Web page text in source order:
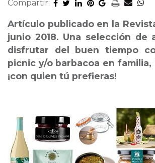
Compartir:
Artículo publicado en la
junio 2018. Una selección de
disfrutar del buen tiempo
picnic y/o barbacoa en familia,
¡con quien tú prefieras!